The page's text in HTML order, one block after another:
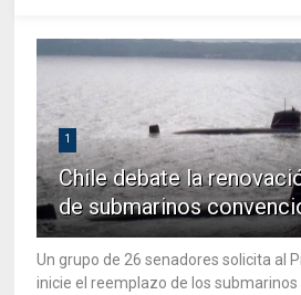
1
Chile debate la
de submarinos
Un grupo de 26 senadores solicita al
inicie el reemplazo de los